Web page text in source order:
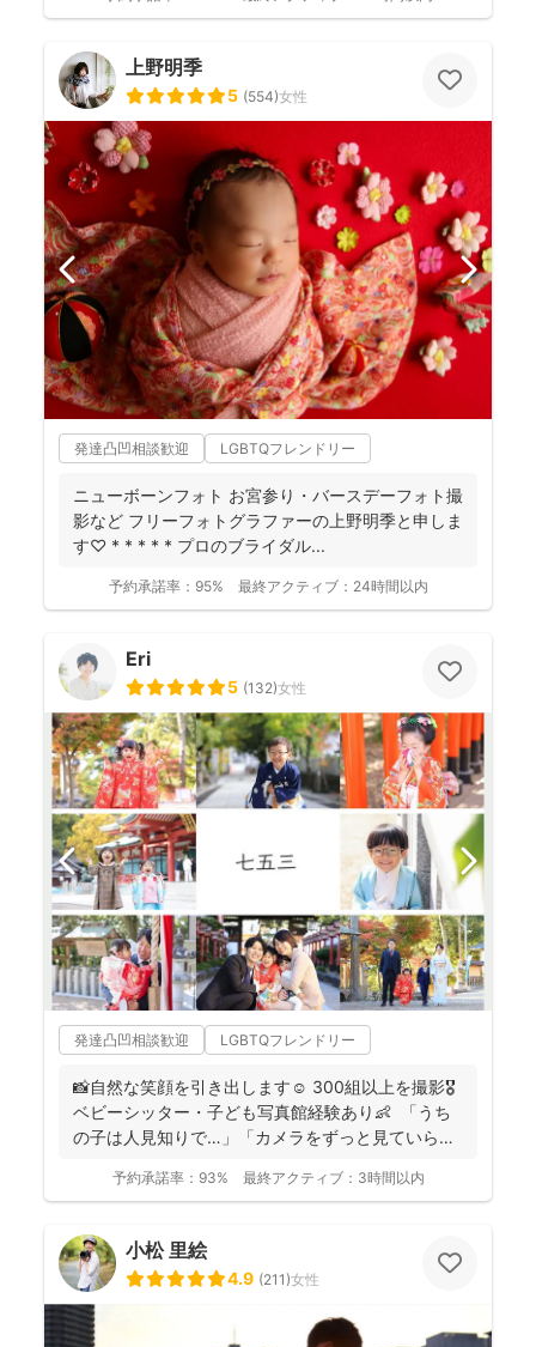
上野明季
5 (554)女性
発達凸凹相談歓迎 LGBTQフレンドリー
ニューボーンフォト お宮参り・バースデーフォト撮
影など フリーフォトグラファーの上野明季と申しま
す♡ * * * * * プロのブライダル...
予約承諾率： 95% 最終アクティブ： 24時間以内
Eri
5 (132)女性
発達凸凹相談歓迎 LGBTQフレンドリー
📸自然な笑顔を引き出します☺️ 300組以上を撮影🎖️
ベビーシッター・子ども写真館経験あり👶 「うち
の子は人見知りで…」「カメラをずっと見ていら
予約承諾率： 93% 最終アクティブ： 3時間以内
小松 里絵
4.9 (211)女性